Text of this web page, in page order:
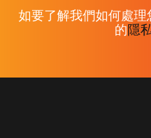
如要了解我們如何處
的隱